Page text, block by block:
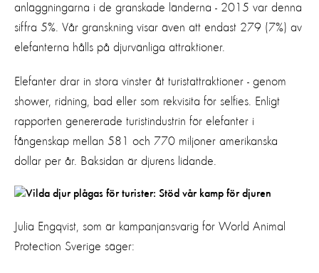
anläggningarna i de granskade länderna - 2015 var denna
siffra 5%. Vår granskning visar även att endast 279 (7%) av
elefanterna hålls på djurvänliga attraktioner.
Elefanter drar in stora vinster åt turistattraktioner - genom
shower, ridning, bad eller som rekvisita för selfies. Enligt
rapporten genererade turistindustrin för elefanter i
fångenskap mellan 581 och 770 miljoner amerikanska
dollar per år. Baksidan är djurens lidande.
Julia Engqvist, som är kampanjansvarig för World Animal
Protection Sverige säger: